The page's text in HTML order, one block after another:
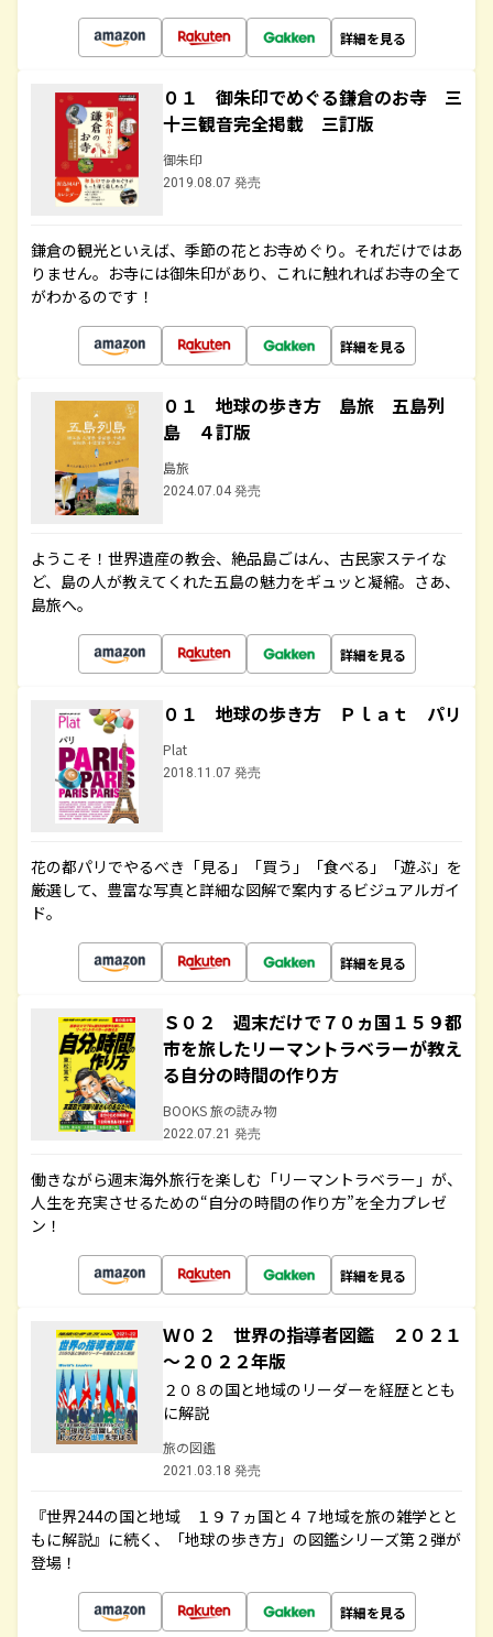
詳細を見る
０１ 御朱印でめぐる鎌倉のお寺 三
十三観音完全掲載 三訂版
御朱印
2019.08.07 発売
鎌倉の観光といえば、季節の花とお寺めぐり。それだけではあ
りません。お寺には御朱印があり、これに触れればお寺の全て
がわかるのです！
詳細を見る
０１ 地球の歩き方 島旅 五島列
島 ４訂版
島旅
2024.07.04 発売
ようこそ！世界遺産の教会、絶品島ごはん、古民家ステイな
ど、島の人が教えてくれた五島の魅力をギュッと凝縮。さあ、
島旅へ。
詳細を見る
０１ 地球の歩き方 Ｐｌａｔ パリ
Plat
2018.11.07 発売
花の都パリでやるべき「見る」「買う」「食べる」「遊ぶ」を
厳選して、豊富な写真と詳細な図解で案内するビジュアルガイ
ド。
詳細を見る
Ｓ０２ 週末だけで７０ヵ国１５９都
市を旅したリーマントラベラーが教え
る自分の時間の作り方
BOOKS 旅の読み物
2022.07.21 発売
働きながら週末海外旅行を楽しむ「リーマントラベラー」が、
人生を充実させるための“自分の時間の作り方”を全力プレゼ
ン！
詳細を見る
Ｗ０２ 世界の指導者図鑑 ２０２１
～２０２２年版
２０８の国と地域のリーダーを経歴ととも
に解説
旅の図鑑
2021.03.18 発売
『世界244の国と地域 １９７ヵ国と４７地域を旅の雑学とと
もに解説』に続く、「地球の歩き方」の図鑑シリーズ第２弾が
登場！
詳細を見る